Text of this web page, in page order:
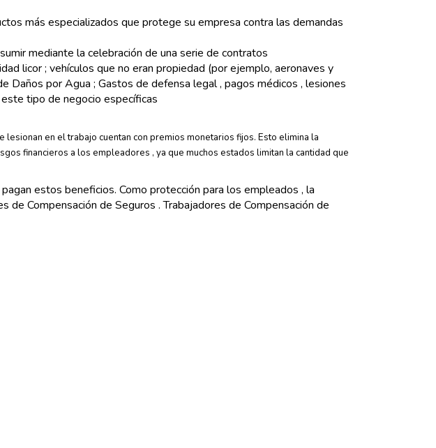
más especializados que protege su empresa contra las demandas
mediante la celebración de una serie de contratos
licor ; vehículos que no eran propiedad (por ejemplo, aeronaves y
Daños por Agua ; Gastos de defensa legal , pagos médicos , lesiones
tipo de negocio específicas
en el trabajo cuentan con premios monetarios fijos. Esto elimina la
financieros a los empleadores , ya que muchos estados limitan la cantidad que
estos beneficios. Como protección para los empleados , la
Compensación de Seguros . Trabajadores de Compensación de